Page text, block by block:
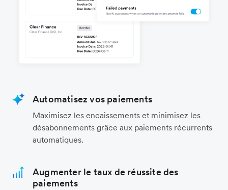
Automatisez vos paiements
Maximisez les encaissements et minimisez les
désabonnements grâce aux paiements récurrents
automatiques.
Augmenter le taux de réussite des
paiements